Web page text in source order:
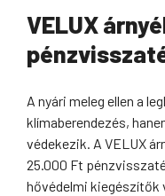
VELUX
A nyári meleg ellen a
klímaberendezés,
védekezik. A VELUX
25.000 Ft
hővédelmi kiegészítők